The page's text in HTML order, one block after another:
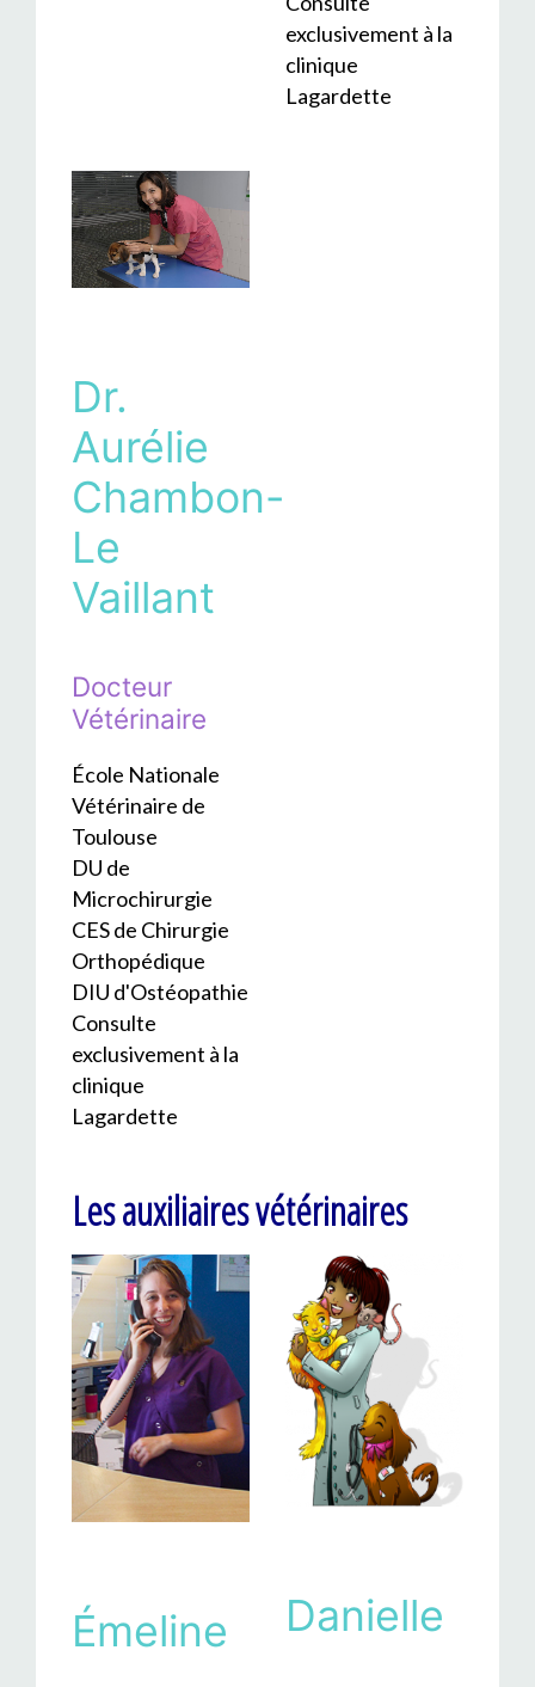
exclusivement à la
clinique
Lagardette
Dr.
Aurélie
Chambon-
Le
Vaillant
Docteur
Vétérinaire
École Nationale
Vétérinaire de
Toulouse
DU de
Microchirurgie
CES de Chirurgie
Orthopédique
DIU d'Ostéopathie
Consulte
exclusivement à la
clinique
Lagardette
Les auxiliaires vétérinaires
Émeline Danielle